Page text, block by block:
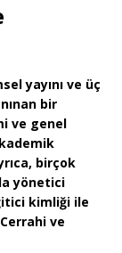
yayını ve üç
bir
ve genel
birçok
yönetici
kimliği ile
ve